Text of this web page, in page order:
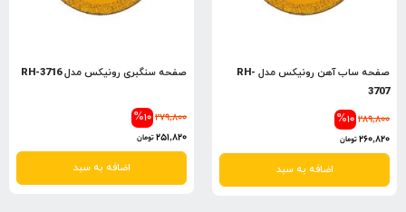
صفحه ساب آهن رونیکس مدل RH-
3707
%10 289,800
260,820تومان
اضافه به سبد
صفحه سنگبری رونیکس مدل RH-3716
%10 279,800
251,820تومان
اضافه به سبد